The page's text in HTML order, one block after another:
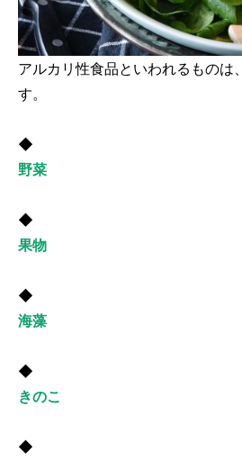
アルカリ性食品といわれるものは
す。
◆
野菜
◆
果物
◆
海藻
◆
きのこ
◆